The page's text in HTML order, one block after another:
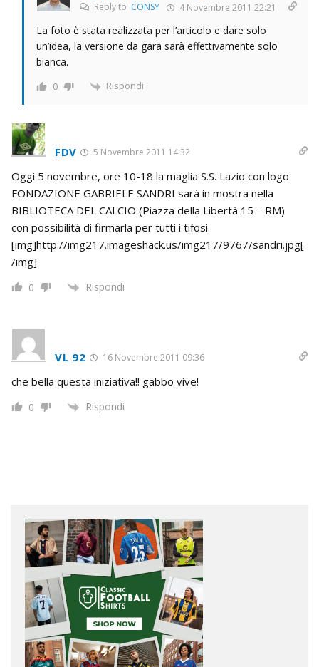
Reply to CONSY 4 Novembre 2011 22:21
La foto è stata realizzata per l’articolo e dare solo
un’idea, la versione da gara sarà effettivamente solo
bianca.
0 Rispondi
FDV 5 Novembre 2011 14:32
Oggi 5 novembre, ore 10-18 la maglia S.S. Lazio con logo
FONDAZIONE GABRIELE SANDRI sarà in mostra nella
BIBLIOTECA DEL CALCIO (Piazza della Libertà 15 – RM)
con possibilità di firmarla per tutti i tifosi.
[img]http://img217.imageshack.us/img217/9767/sandri.jpg[
/img]
0 Rispondi
VL 92 16 Novembre 2011 09:36
che bella questa iniziativa!! gabbo vive!
0 Rispondi